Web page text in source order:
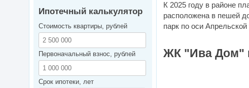
К 2025 году в районе
расположена в пешей
парк по оси
ЖК "Ива Дом"
Ипотечный калькулятор
Стоимость квартиры, рублей
Первоначальный взнос, рублей
Срок ипотеки, лет